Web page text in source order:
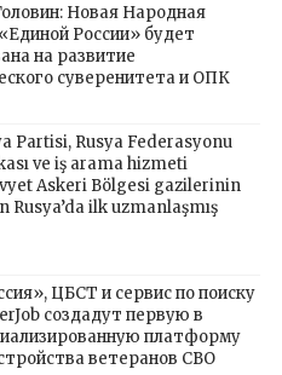
Новая Народная
России» будет
на развитие
суверенитета и ОПК
Partisi, Rusya Federasyonu
ve iş arama hizmeti
Askeri Bölgesi gazilerinin
Rusya’da ilk uzmanlaşmış
ЦБСТ и сервис по поиску
создадут первую в
платформу
ветеранов СВО